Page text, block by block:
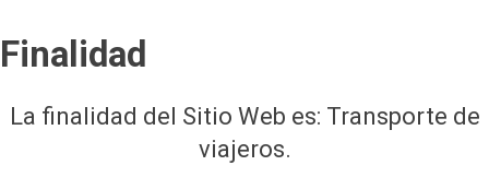
Finalidad
La finalidad del Sitio Web es: Transporte de
viajeros.